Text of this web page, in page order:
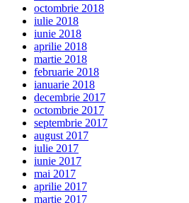
octombrie 2018
iulie 2018
iunie 2018
aprilie 2018
martie 2018
februarie 2018
ianuarie 2018
decembrie 2017
octombrie 2017
septembrie 2017
august 2017
iulie 2017
iunie 2017
mai 2017
aprilie 2017
martie 2017